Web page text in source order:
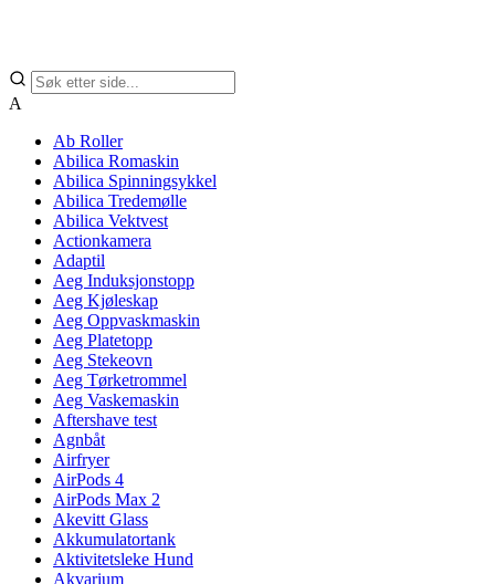
A
Ab Roller
Abilica Romaskin
Abilica Spinningsykkel
Abilica Tredemølle
Abilica Vektvest
Actionkamera
Adaptil
Aeg Induksjonstopp
Aeg Kjøleskap
Aeg Oppvaskmaskin
Aeg Platetopp
Aeg Stekeovn
Aeg Tørketrommel
Aeg Vaskemaskin
Aftershave test
Agnbåt
Airfryer
AirPods 4
AirPods Max 2
Akevitt Glass
Akkumulatortank
Aktivitetsleke Hund
Akvarium